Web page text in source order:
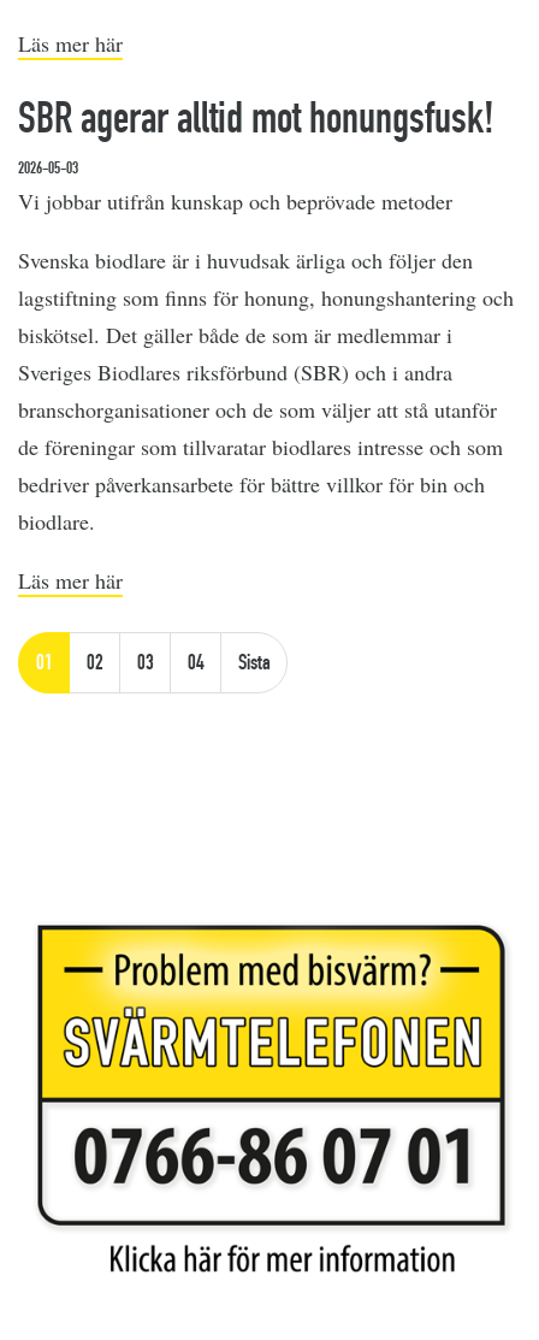
Läs mer här
SBR agerar alltid mot honungsfusk!
2026-05-03
Vi jobbar utifrån kunskap och beprövade metoder
Svenska biodlare är i huvudsak ärliga och följer den
lagstiftning som finns för honung, honungshantering och
biskötsel. Det gäller både de som är medlemmar i
Sveriges Biodlares riksförbund (SBR) och i andra
branschorganisationer och de som väljer att stå utanför
de föreningar som tillvaratar biodlares intresse och som
bedriver påverkansarbete för bättre villkor för bin och
biodlare.
Läs mer här
01 02 03 04 Sista